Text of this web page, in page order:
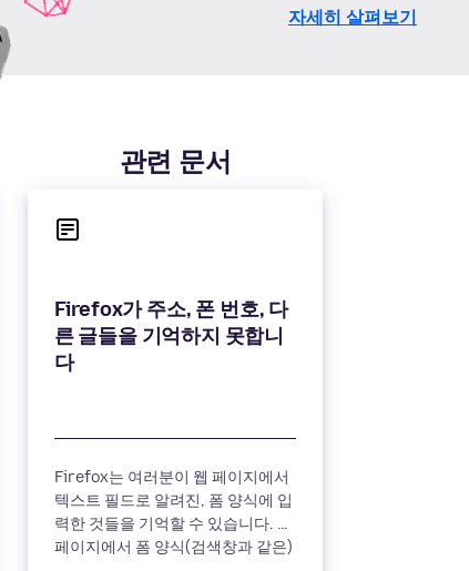
자세히 살펴보기
관련 문서
Firefox가 주소, 폰 번호, 다
른 글들을 기억하지 못합니
다
Firefox는 여러분이 웹 페이지에서
텍스트 필드로 알려진, 폼 양식에 입
력한 것들을 기억할 수 있습니다. 웹
페이지에서 폼 양식(검색창과 같은)